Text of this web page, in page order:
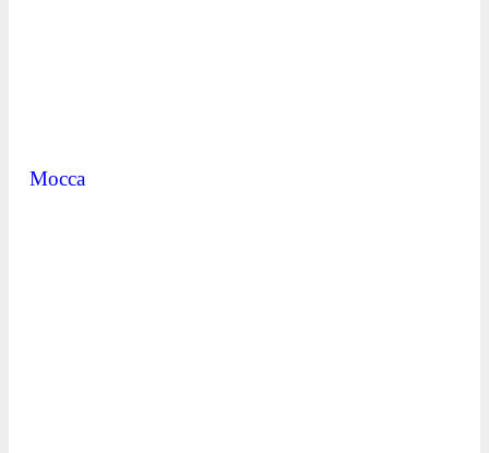
Mocca